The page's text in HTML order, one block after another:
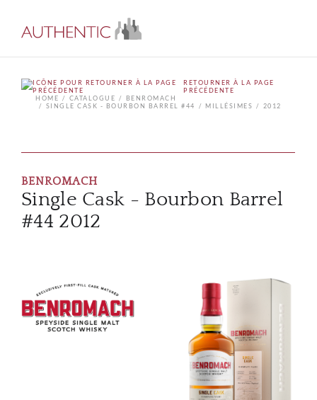
RETOURNER À LA PAGE
PRÉCÉDENTE
HOME
CATALOGUE
BENROMACH
SINGLE CASK - BOURBON BARREL #44
MILLÉSIMES 2012
BENROMACH
Single Cask - Bourbon Barrel
#44 2012